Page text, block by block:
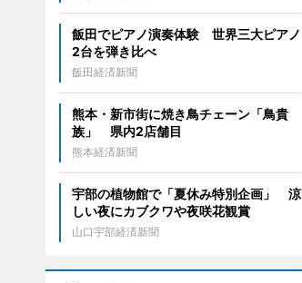
飯田でピアノ演奏体験 世界三大ピアノ
2台を弾き比べ
飯田経済新聞
熊本・新市街に焼き鳥チェーン「鳥貴
族」 県内2店舗目
熊本経済新聞
宇部の植物館で「夏休み特別企画」 涼
しい夜にカブクワや夜咲花観賞
山口宇部経済新聞